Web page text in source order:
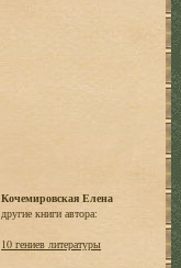
Кочемировская Елена
другие книги автора:
10 гениев литературы